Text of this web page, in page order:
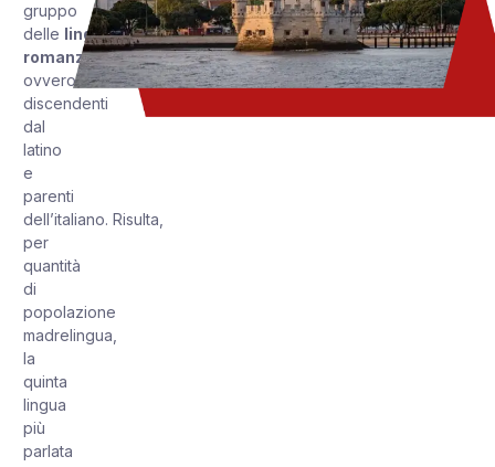
gruppo
delle lingue
romanze,
ovvero
discendenti
dal
latino
e
parenti
dell’italiano. Risulta,
per
quantità
di
popolazione
madrelingua,
la
quinta
lingua
più
parlata